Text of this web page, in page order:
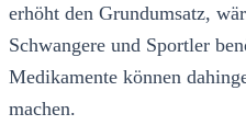
erhöht den Grundumsatz,
Schwangere und Sportler
Medikamente können
machen.